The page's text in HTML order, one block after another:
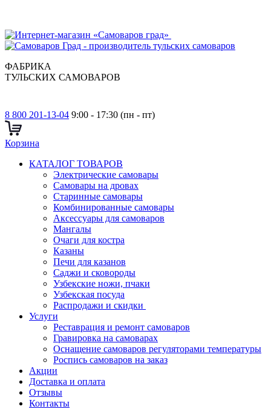
ФАБРИКА
ТУЛЬСКИХ САМОВАРОВ
8 800 201-13-04 9:00 - 17:30 (пн - пт)
Корзина
КАТАЛОГ ТОВАРОВ
Электрические самовары
Cамовары на дровах
Старинные самовары
Комбинированные самовары
Аксессуары для самоваров
Мангалы
Очаги для костра
Казаны
Печи для казанов
Саджи и сковороды
Узбекские ножи, пчаки
Узбекская посуда
Распродажи и скидки
Услуги
Реставрация и ремонт самоваров
Гравировка на самоварах
Оснащение самоваров регуляторами температуры
Роспись самоваров на заказ
Акции
Доставка и оплата
Отзывы
Контакты